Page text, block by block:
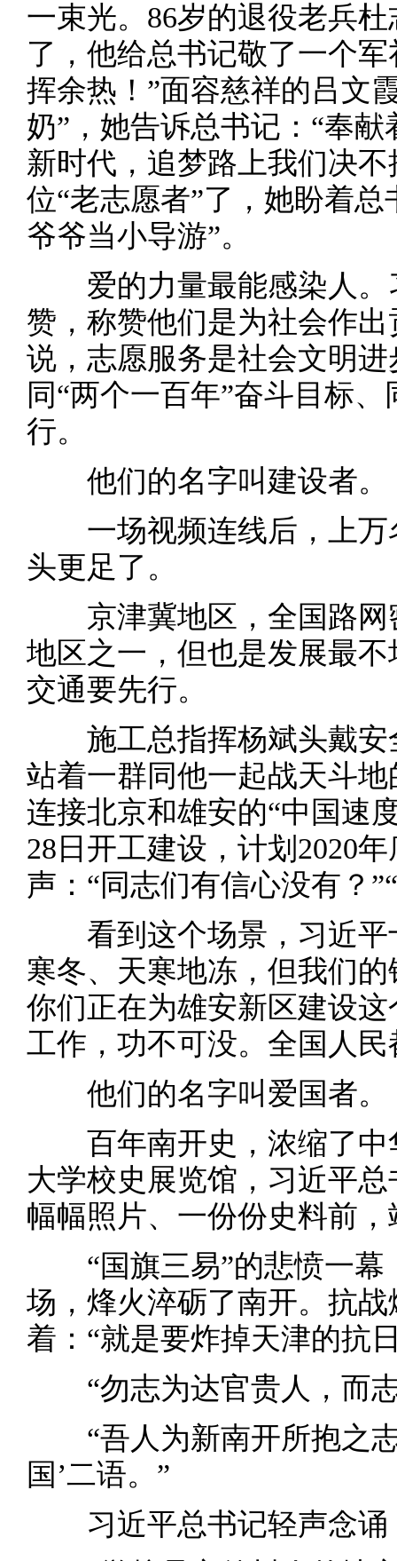
一束光。86岁的退役老兵
了，他给总书记敬了一个
挥余热！”面容慈祥的吕文
奶”，她告诉总书记：“奉
新时代，追梦路上我们决
位“老志愿者”了，她盼着
爷爷当小导游”。
爱的力量最能感染人。
赞，称赞他们是为社会作
说，志愿服务是社会文明
同“两个一百年”奋斗目标
行。
他们的名字叫建设者。
一场视频连线后，上万
头更足了。
京津冀地区，全国路网
地区之一，但也是发展最
交通要先行。
施工总指挥杨斌头戴安
站着一群同他一起战天斗
连接北京和雄安的“中国速
28日开工建设，计划2020
声：“同志们有信心没有？
看到这个场景，习近平
寒冬、天寒地冻，但我们
你们正在为雄安新区建设
工作，功不可没。全国人
他们的名字叫爱国者。
百年南开史，浓缩了中
大学校史展览馆，习近平
幅幅照片、一份份史料前
“国旗三易”的悲愤一幕
场，烽火淬砺了南开。抗
着：“就是要炸掉天津的抗
“勿志为达官贵人，而志
“吾人为新南开所抱之志
国’二语。”
习近平总书记轻声念诵